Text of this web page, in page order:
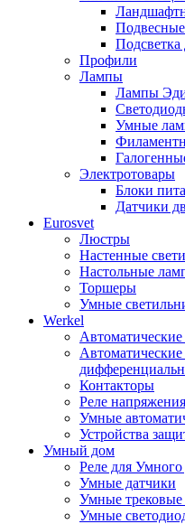
Подсветка
Профили
Лампы
Лампы
Умные
Электротовары
Блоки
Датчики
Eurosvet
Люстры
Настенные
Настольные
Торшеры
Умные
Werkel
Контакторы
Реле напряжения
Умные
Устройства
Умный дом
Реле для Умного
Умные датчики
Умные трековые
Умные